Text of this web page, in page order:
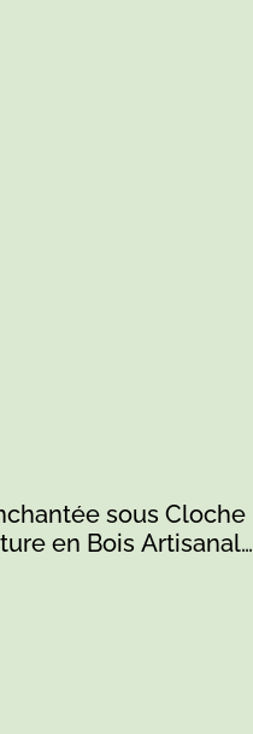
sous Cloche
en Bois Artisanale